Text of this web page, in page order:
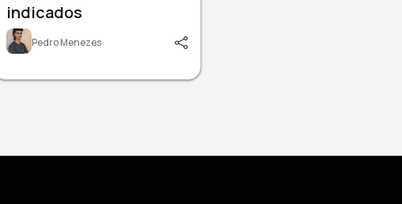
indicados
Pedro Menezes